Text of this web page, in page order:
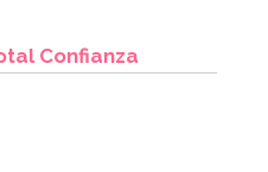
Confianza